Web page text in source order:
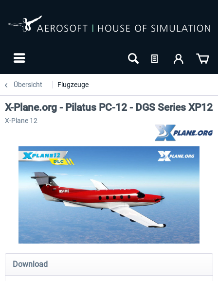
Übersicht Flugzeuge
X-Plane.org - King Air 350 XP12
X-Plane.org - Cessna 172M
X-Plane.org - Pilatus PC-12 - DGS Series XP12
X-Plane 12
Download